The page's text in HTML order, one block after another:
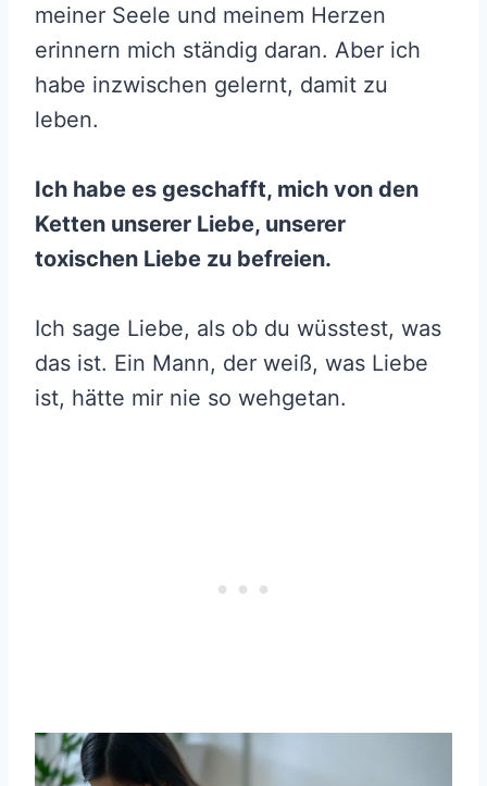
meiner Seele und meinem Herzen
erinnern mich ständig daran. Aber ich
habe inzwischen gelernt, damit zu
leben.
Ich habe es geschafft, mich von den
Ketten unserer Liebe, unserer
toxischen Liebe zu befreien.
Ich sage Liebe, als ob du wüsstest, was
das ist. Ein Mann, der weiß, was Liebe
ist, hätte mir nie so wehgetan.